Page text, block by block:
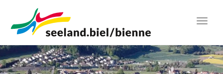
contenu
Toggle